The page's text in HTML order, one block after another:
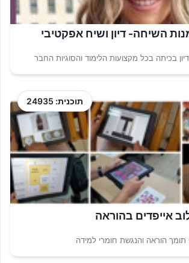
השיחה- דיון ושיח אפקטיבי
בכיתה בכל מקצועות הלימוד והסוגיות החבר
תוכנית: 24935
אייפדים בהוראה
תומך הוראה והנגשת חומרי למידה